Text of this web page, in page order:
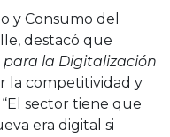
y Consumo del
destacó que
la Digitalización
la competitividad y
sector tiene que
era digital si